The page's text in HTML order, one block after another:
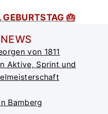
🎂
von 1811
Aktive, Sprint und
Bamberg